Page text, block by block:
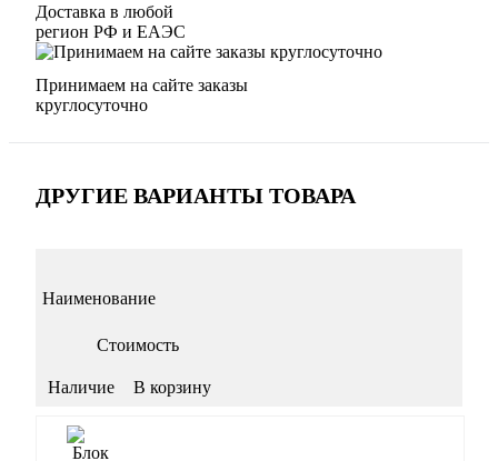
Доставка в любой
регион РФ и ЕАЭС
Принимаем на сайте заказы
круглосуточно
ДРУГИЕ ВАРИАНТЫ ТОВАРА
Наименование
Стоимость
Наличие В корзину